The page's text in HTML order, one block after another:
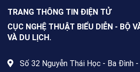
Nam trong
giới hạn độ
nơi cư trú.
TRANG THÔNG TIN ĐIỆN TỬ
CỤC NGHỆ THUẬT BIỂU DIỄN - BỘ
VÀ DU LỊCH.
Số 32 Nguyễn Thái Học - Ba Đình